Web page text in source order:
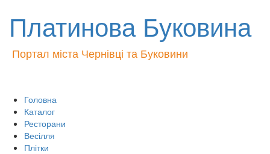
Платинова Буковина
Портал міста Чернівці та Буковини
Головна
Каталог
Ресторани
Весілля
Плітки